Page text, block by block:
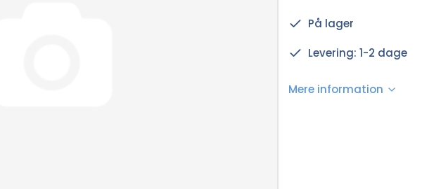
På lager
Levering: 1-2 dage
Mere information